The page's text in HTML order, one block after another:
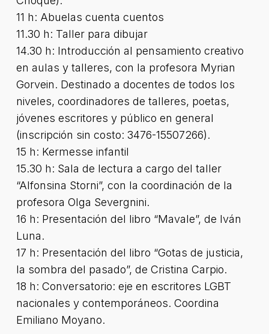
11 h: Abuelas cuenta cuentos
11.30 h: Taller para dibujar
14.30 h: Introducción al pensamiento creativo
en aulas y talleres, con la profesora Myrian
Gorvein. Destinado a docentes de todos los
niveles, coordinadores de talleres, poetas,
jóvenes escritores y público en general
(inscripción sin costo: 3476-15507266).
15 h: Kermesse infantil
15.30 h: Sala de lectura a cargo del taller
“Alfonsina Storni”, con la coordinación de la
profesora Olga Severgnini.
16 h: Presentación del libro “Mavale”, de Iván
Luna.
17 h: Presentación del libro “Gotas de justicia,
la sombra del pasado”, de Cristina Carpio.
18 h: Conversatorio: eje en escritores LGBT
nacionales y contemporáneos. Coordina
Emiliano Moyano.